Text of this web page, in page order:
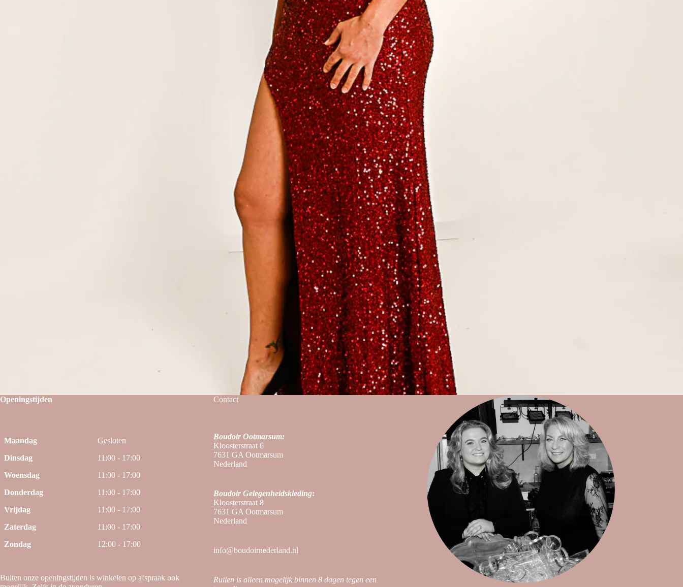
Openingstijden
Maandag
Gesloten
Dinsdag
11:00 - 17:00
Woensdag
11:00 - 17:00
Donderdag
11:00 - 17:00
Vrijdag
11:00 - 17:00
Zaterdag
11:00 - 17:00
Zondag
12:00 - 17:00
Buiten onze openingstijden is winkelen op afspraak ook
Contact
Boudoir Ootmarsum:
Kloosterstraat 6
7631 GA Ootmarsum
Nederland
Boudoir Gelegenheidskleding:
Kloosterstraat 8
7631 GA Ootmarsum
Nederland
info@boudoirnederland.nl
Ruilen is alleen mogelijk binnen 8 dagen tegen een